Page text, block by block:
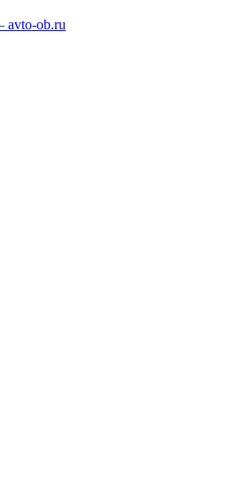
avto-ob.ru